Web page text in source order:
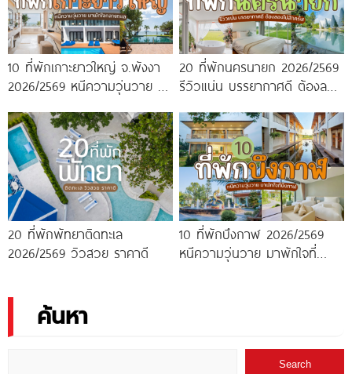
10 ที่พักเกาะยาวใหญ่ จ.พังงา
2026/2569 หนีความวุ่นวาย มา
20 ที่พักนครนายก 2026/2569
รีวิวแน่น บรรยากาศดี ต้องลอง
20 ที่พักพัทยาติดทะเล
2026/2569 วิวสวย ราคาดี
10 ที่พักบึงกาฬ 2026/2569
หนีความวุ่นวาย มาพักใจที่
ค้นหา
Search